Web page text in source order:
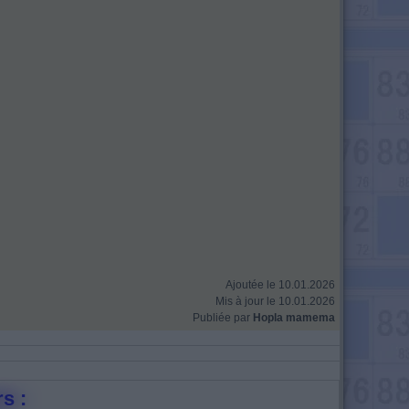
Ajoutée le 10.01.2026
Mis à jour le 10.01.2026
Publiée par Hopla mamema
: